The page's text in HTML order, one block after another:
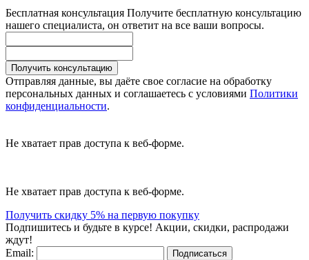
Бесплатная консультация Получите бесплатную консультацию
нашего специалиста, он ответит на все ваши вопросы.
Получить консультацию
Отправляя данные, вы даёте свое согласие на обработку
персональных данных и соглашаетесь с условиями Политики
конфиденциальности.
Не хватает прав доступа к веб-форме.
Не хватает прав доступа к веб-форме.
Получить скидку 5% на первую покупку
Подпишитесь и будьте в курсе! Акции, скидки, распродажи
ждут!
Email:
Подписаться